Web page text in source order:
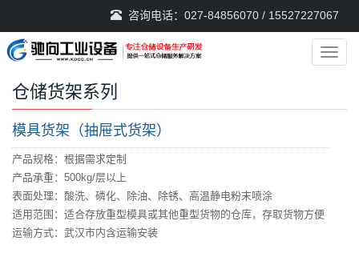
咨询电话：027-84856070 / 15527227067
导
航
仓储货架系列
模具货架（抽屉式货架）
产品规格：根据需求定制
产品承重：500kg/层以上
表面处理：酸洗、磷化、除油、除锈、高温静电粉末喷涂
适用范围：适合存放重型模具或其他重型货物的仓库，存取货物方便
运输方式：武汉市内含运输安装